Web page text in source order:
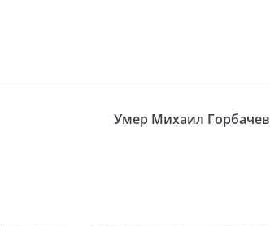
Умер Михаил Горбачев